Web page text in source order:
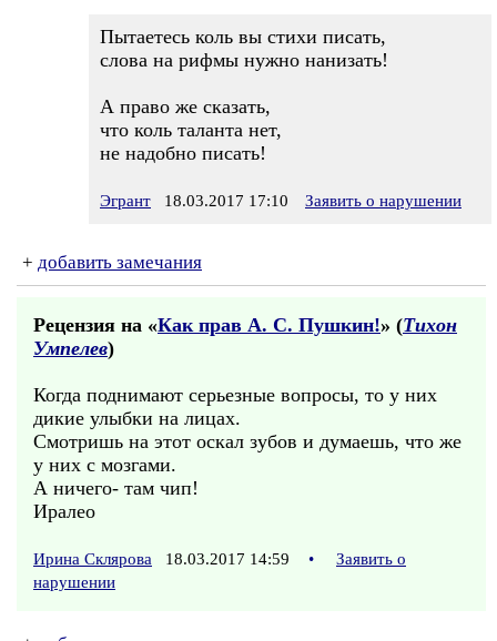
Пытаетесь коль вы стихи писать,
слова на рифмы нужно нанизать!
А право же сказать,
что коль таланта нет,
не надобно писать!
Эгрант 18.03.2017 17:10 Заявить о нарушении
+ добавить замечания
Рецензия на «Как прав А. С. Пушкин!» (Тихон
Умпелев)
Когда поднимают серьезные вопросы, то у них
дикие улыбки на лицах.
Смотришь на этот оскал зубов и думаешь, что же
у них с мозгами.
А ничего- там чип!
Иралео
Ирина Склярова 18.03.2017 14:59 •
Заявить о
нарушении